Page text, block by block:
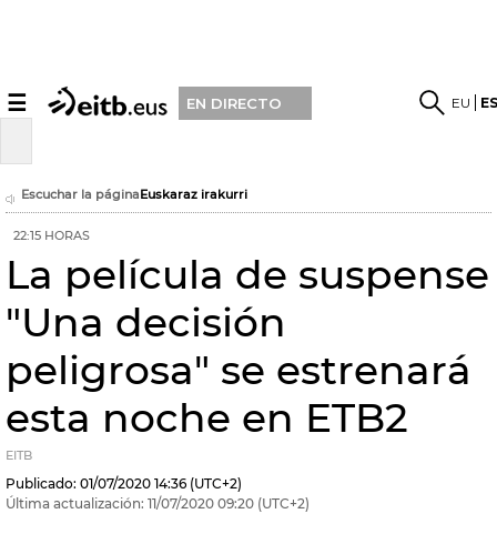
☰ EN DIRECTO EU
Escuchar la páginaEuskaraz irakurri
22:15 HORAS
La película de suspense
"Una decisión
peligrosa" se estrenará
esta noche en ETB2
EITB
Publicado: 01/07/2020 14:36 (UTC+2)
Última actualización: 11/07/2020 09:20 (UTC+2)